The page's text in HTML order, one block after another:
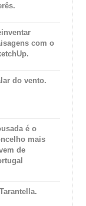
com o
do vento.
é o
mais
de